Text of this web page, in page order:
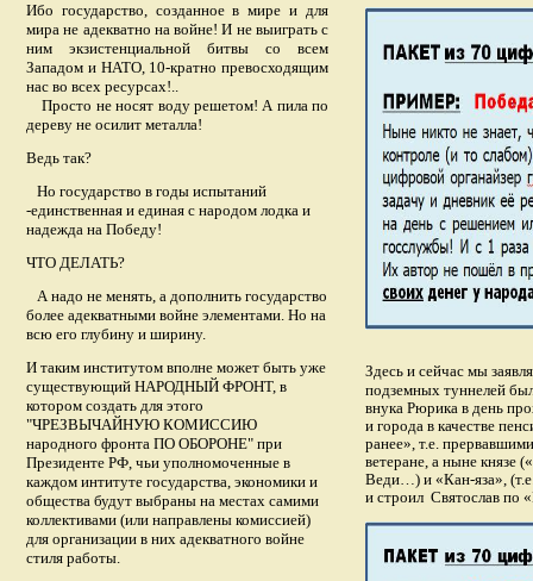
Ибо государство, созданное в мире и для
мира не адекватно на войне! И не выиграть с
ним экзистенциальной битвы со всем
Западом и НАТО, 10-кратно превосходящим
нас во всех ресурсах!..
Просто не носят воду решетом! А пила по
дереву не осилит металла!
Ведь так?
Но государство в годы испытаний
-единственная и единая с народом лодка и
надежда на Победу!
ЧТО ДЕЛАТЬ?
А надо не менять, а дополнить государство
более адекватными войне элементами. Но на
всю его глубину и ширину.
И таким институтом вполне может быть уже
существующий НАРОДНЫЙ ФРОНТ, в
котором создать для этого
"ЧРЕЗВЫЧАЙНУЮ КОМИССИЮ
народного фронта ПО ОБОРОНЕ" при
Президенте РФ, чьи уполномоченные в
каждом интитуте государства, экономики и
общества будут выбраны на местах самими
коллективами (или направлены комиссией)
для организации в них адекватного войне
стиля работы.
Здесь и сейчас мы
подземных туннелей
внука Рюрика в день
и города в качестве
ранее», т.е.
ветеране, а ныне князе
Веди…) и «Кан-яза»,
и строил Святослав по